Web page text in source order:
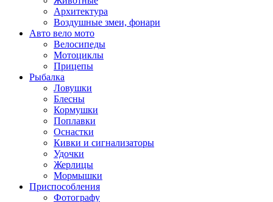
Архитектура
Воздушные змеи, фонари
Авто вело мото
Велосипеды
Мотоциклы
Прицепы
Рыбалка
Ловушки
Блесны
Кормушки
Поплавки
Оснастки
Кивки и сигнализаторы
Удочки
Жерлицы
Мормышки
Приспособления
Фотографу